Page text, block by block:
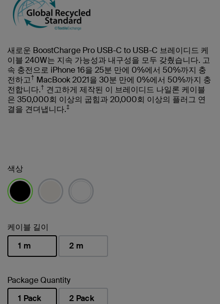
새로운 BoostCharge Pro USB-C to USB-C 브레이디드 케
이블 240W는 지속 가능성과 내구성을 모두 갖췄습니다. 고
속 충전으로 iPhone 16을 25분 만에 0%에서 50%까지 충
전하고† MacBook 2021을 30분 만에 0%에서 50%까지 충
전합니다.† 견고하게 제작된 이 브레이디드 나일론 케이블
은 350,000회 이상의 굽힘과 20,000회 이상의 플러그 연
결을 견뎌냅니다.‡
색상
케이블 길이
1 m
2 m
Package Quantity
1 Pack
2 Pack